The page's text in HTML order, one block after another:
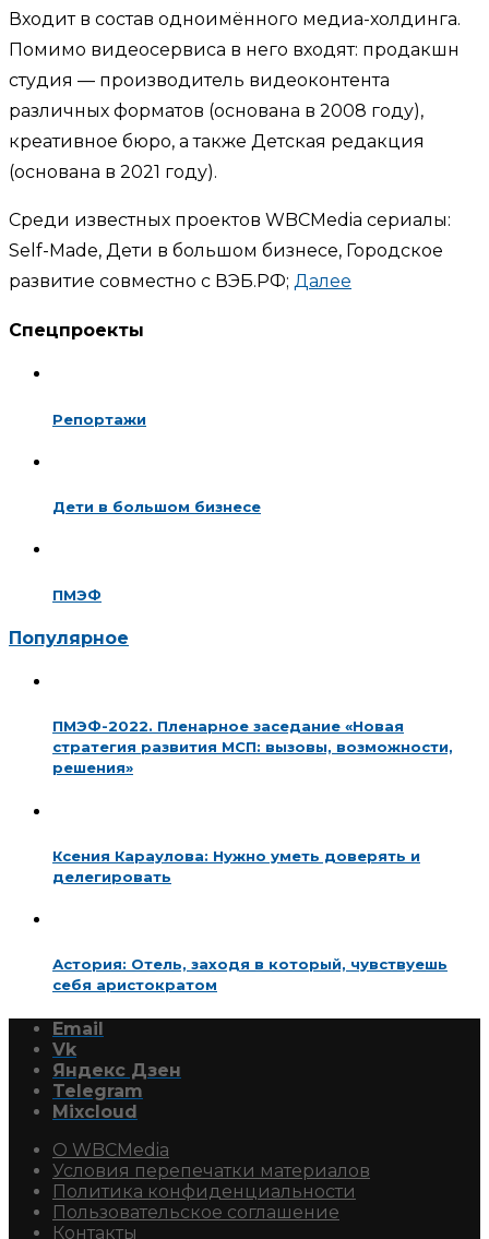
Входит в состав одноимённого медиа-холдинга.
Помимо видеосервиса в него входят: продакшн
студия — производитель видеоконтента
различных форматов (основана в 2008 году),
креативное бюро, а также Детская редакция
(основана в 2021 году).
Среди известных проектов WBCMedia сериалы:
Self-Made, Дети в большом бизнесе, Городское
развитие совместно с ВЭБ.РФ; Далее
Спецпроекты
Репортажи
Дети в большом бизнесе
ПМЭФ
Популярное
ПМЭФ-2022. Пленарное заседание «Новая
стратегия развития МСП: вызовы, возможности,
решения»
Ксения Караулова: Нужно уметь доверять и
делегировать
Астория: Отель, заходя в который, чувствуешь
себя аристократом
Email
Vk
Яндекс Дзен
Telegram
Mixcloud
О WBCMedia
Условия перепечатки материалов
Политика конфиденциальности
Пользовательское соглашение
Контакты